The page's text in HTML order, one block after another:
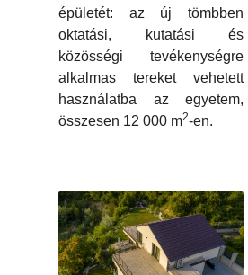
épületét: az új tömbben
oktatási, kutatási és
közösségi tevékenységre
alkalmas tereket vehetett
használatba az egyetem,
összesen 12 000 m2-en.